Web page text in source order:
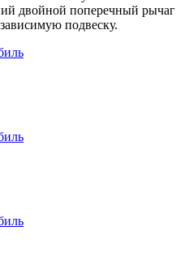
двойной поперечный рычаг
подвеску.